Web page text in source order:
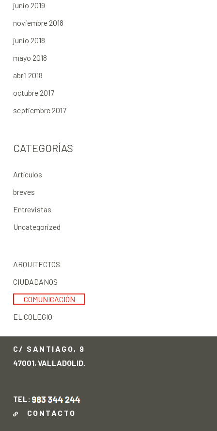
junio 2019
noviembre 2018
junio 2018
mayo 2018
abril 2018
octubre 2017
septiembre 2017
CATEGORÍAS
Artículos
breves
Entrevistas
Uncategorized
ARQUITECTOS
CIUDADANOS
COMUNICACIÓN
EL COLEGIO
C/ SANTIAGO, 9
47001, VALLADOLID.
TEL:
CONTACTO